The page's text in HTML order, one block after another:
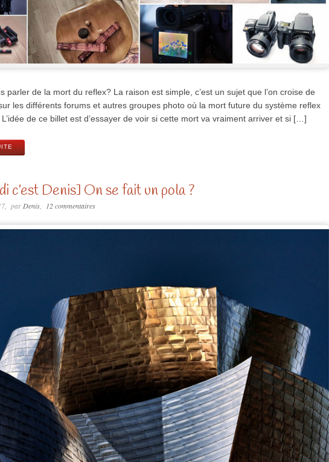
parler de la mort du reflex? La raison est simple, c’est un sujet que l’on croise de
les différents forums et autres groupes photo où la mort future du système reflex
de ce billet est d’essayer de voir si cette mort va vraiment arriver et si […]
c’est Denis] On se fait un pola ?
par Denis 12 commentaires